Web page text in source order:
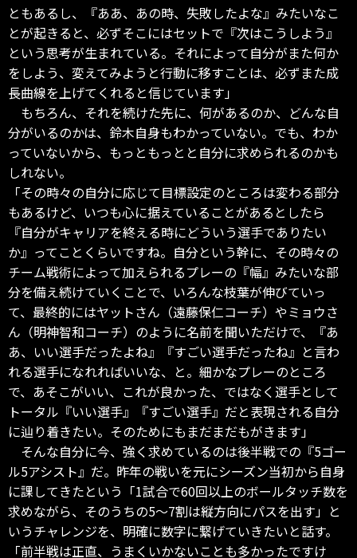
ともあるし、『ああ、あの時、失敗したよな』みたいなこ
とが起きると、必ずそこにはセットで『次はこうしよう』
という思考が生まれている。それによって自分がまた何か
をしよう、変えてみようと行動に移すことは、必ずまた成
長曲線を上げてくれると信じています」
もちろん、それを続けた先に、何があるのか、どんな自
分がいるのかは、鈴木自身もわかっていない。でも、わか
っていないから、もっともっとと自分に求められるのかも
しれない。
「その時々の自分に応じて目標設定のところは変わる部分
もあるけど、いつも心に据えていることがあるとしたら
『自分がキャリアを終える時にどういう選手でありたい
か』ってことくらいですね。自分という幹に、その時々の
チーム戦術によって加えられるプレーの『幅』みたいな部
分を備え続けていくことで、いろんな枝葉が伸びていっ
て、最終的にはヤットさん（遠藤保仁コーチ）やミョウさ
ん（明神智和コーチ）のように名前を聞いただけで、『あ
あ、いい選手だったよね』『すごい選手だったね』と言わ
れる選手になれればいいな、と。細かなプレーのところ
で、あそこがいい、これが良かった、ではなく選手として
トータル『いい選手』『すごい選手』だと表現される自分
に辿り着きたい。そのためにもまだまだもがきます」
そんな自分に今、強く求めているのは後半戦での『5ゴー
ル5アシスト』だ。昨年の戦いを元にシーズン当初から自身
に課してきたという「1試合で60回以上のボールタッチ数を
求めながら、そのうちの5〜7割は縦方向にパスを出す」と
いうチャレンジを、明確に数字に繋げていきたいと話す。
「前半戦は正直、うまくいかないことも多かったですけ